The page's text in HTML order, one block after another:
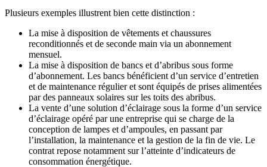
Plusieurs exemples illustrent bien cette distinction :
La mise à disposition de vêtements et chaussures
reconditionnés et de seconde main via un abonnement
mensuel.
La mise à disposition de bancs et d’abribus sous forme
d’abonnement. Les bancs bénéficient d’un service d’entretien
et de maintenance régulier et sont équipés de prises alimentées
par des panneaux solaires sur les toits des abribus.
La vente d’une solution d’éclairage sous la forme d’un service
d’éclairage opéré par une entreprise qui se charge de la
conception de lampes et d’ampoules, en passant par
l’installation, la maintenance et la gestion de la fin de vie. Le
contrat repose notamment sur l’atteinte d’indicateurs de
consommation énergétique.